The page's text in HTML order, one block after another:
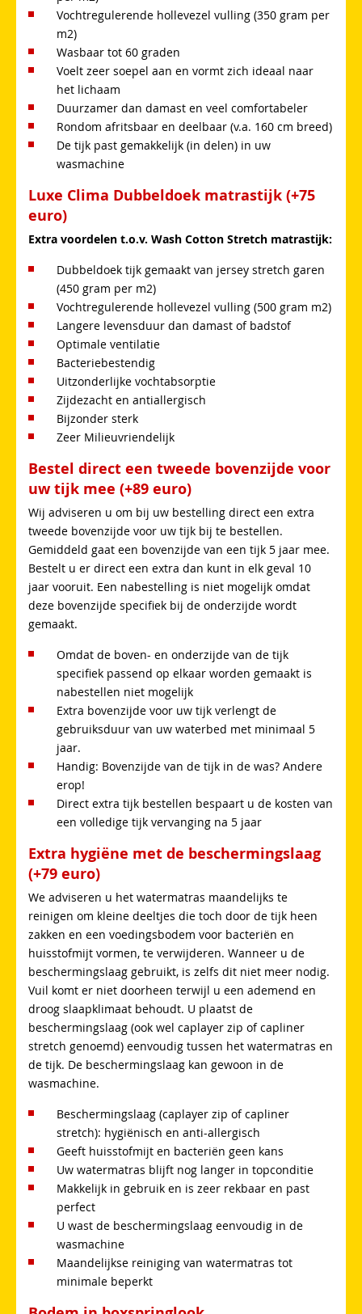
Vochtregulerende hollevezel vulling (350 gram per
m2)
Wasbaar tot 60 graden
Voelt zeer soepel aan en vormt zich ideaal naar
het lichaam
Duurzamer dan damast en veel comfortabeler
Rondom afritsbaar en deelbaar (v.a. 160 cm breed)
De tijk past gemakkelijk (in delen) in uw
wasmachine
Luxe Clima Dubbeldoek matrastijk (+75
euro)
Extra voordelen t.o.v. Wash Cotton Stretch matrastijk:
Dubbeldoek tijk gemaakt van jersey stretch garen
(450 gram per m2)
Vochtregulerende hollevezel vulling (500 gram m2)
Langere levensduur dan damast of badstof
Optimale ventilatie
Bacteriebestendig
Uitzonderlijke vochtabsorptie
Zijdezacht en antiallergisch
Bijzonder sterk
Zeer Milieuvriendelijk
Bestel direct een tweede bovenzijde voor
uw tijk mee (+89 euro)
Wij adviseren u om bij uw bestelling direct een extra
tweede bovenzijde voor uw tijk bij te bestellen.
Gemiddeld gaat een bovenzijde van een tijk 5 jaar mee.
Bestelt u er direct een extra dan kunt in elk geval 10
jaar vooruit. Een nabestelling is niet mogelijk omdat
deze bovenzijde specifiek bij de onderzijde wordt
gemaakt.
Omdat de boven- en onderzijde van de tijk
specifiek passend op elkaar worden gemaakt is
nabestellen niet mogelijk
Extra bovenzijde voor uw tijk verlengt de
gebruiksduur van uw waterbed met minimaal 5
jaar.
Handig: Bovenzijde van de tijk in de was? Andere
erop!
Direct extra tijk bestellen bespaart u de kosten van
een volledige tijk vervanging na 5 jaar
Extra hygiëne met de beschermingslaag
(+79 euro)
We adviseren u het watermatras maandelijks te
reinigen om kleine deeltjes die toch door de tijk heen
zakken en een voedingsbodem voor bacteriën en
huisstofmijt vormen, te verwijderen. Wanneer u de
beschermingslaag gebruikt, is zelfs dit niet meer nodig.
Vuil komt er niet doorheen terwijl u een ademend en
droog slaapklimaat behoudt. U plaatst de
beschermingslaag (ook wel caplayer zip of capliner
stretch genoemd) eenvoudig tussen het watermatras en
de tijk. De beschermingslaag kan gewoon in de
wasmachine.
Beschermingslaag (caplayer zip of capliner
stretch): hygiënisch en anti-allergisch
Geeft huisstofmijt en bacteriën geen kans
Uw watermatras blijft nog langer in topconditie
Makkelijk in gebruik en is zeer rekbaar en past
perfect
U wast de beschermingslaag eenvoudig in de
wasmachine
Maandelijkse reiniging van watermatras tot
minimale beperkt